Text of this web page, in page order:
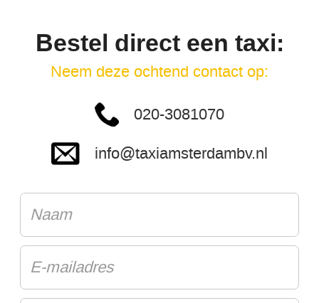
Bestel direct een taxi:
Neem deze ochtend contact op:
020-3081070
info@taxiamsterdambv.nl